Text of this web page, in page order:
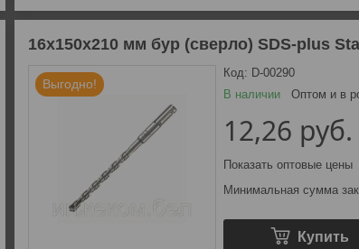
16х150х210 мм бур (сверло) SDS-plus
Выгодно!
В наличии Оптом и в
Код: D-00290
12,26 руб.
Показать оптовые цены
Минимальная сумма
Купить